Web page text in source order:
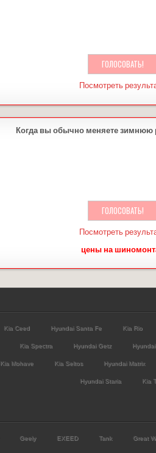
Посмотреть
Когда вы обычно меняете зимнюю
Посмотреть
цены на
Kia Ceed Hyundai Santa Fe Kia Rio
Kia Spectra Hyundai Getz
Kia Mohave Kia Seltos Hyundai Matrix
Hyundai Staria Kia
Geely EXEED Tank Great